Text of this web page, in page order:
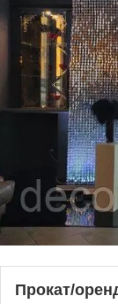
Прокат/